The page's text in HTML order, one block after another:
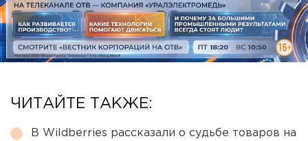
ЧИТАЙТЕ ТАКЖЕ:
В Wildberries рассказали о судьбе товаров на